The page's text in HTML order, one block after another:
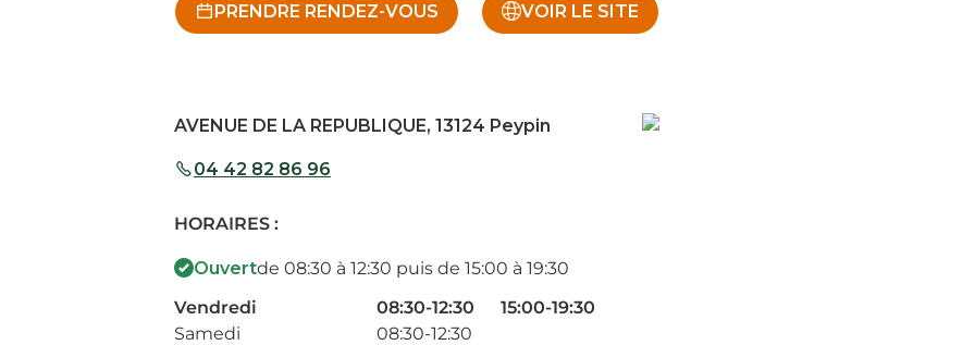
PRENDRE RENDEZ-VOUS VOIR LE SITE
AVENUE DE LA REPUBLIQUE, 13124 Peypin
04 42 82 86 96
HORAIRES :
Ouvertde 08:30 à 12:30 puis de 15:00 à 19:30
Vendredi
08:30-12:30
15:00-19:30
Samedi
08:30-12:30